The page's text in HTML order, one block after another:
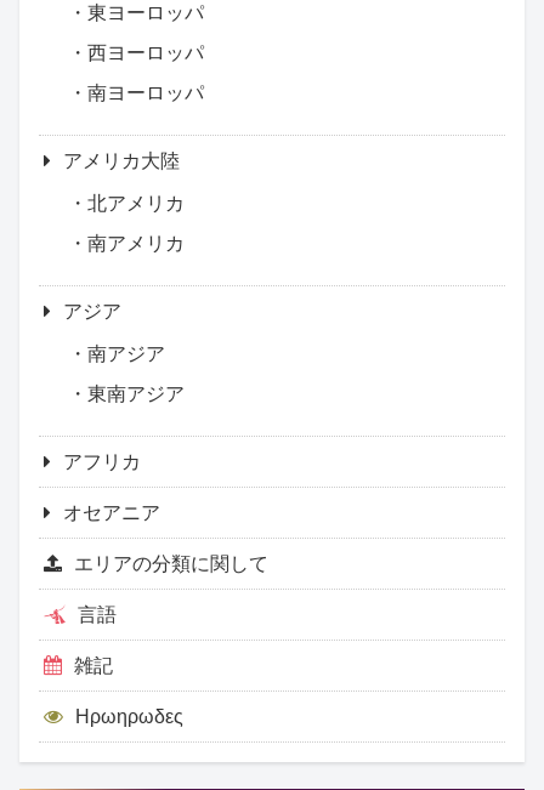
東ヨーロッパ
西ヨーロッパ
南ヨーロッパ
アメリカ大陸
北アメリカ
南アメリカ
アジア
南アジア
東南アジア
アフリカ
オセアニア
エリアの分類に関して
言語
雑記
Ηρωηρωδες